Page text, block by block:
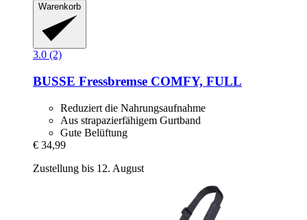
Warenkorb
3.0 (2)
BUSSE Fressbremse COMFY, FULL
Reduziert die Nahrungsaufnahme
Aus strapazierfähigem Gurtband
Gute Belüftung
€ 34,99
Zustellung bis 12. August